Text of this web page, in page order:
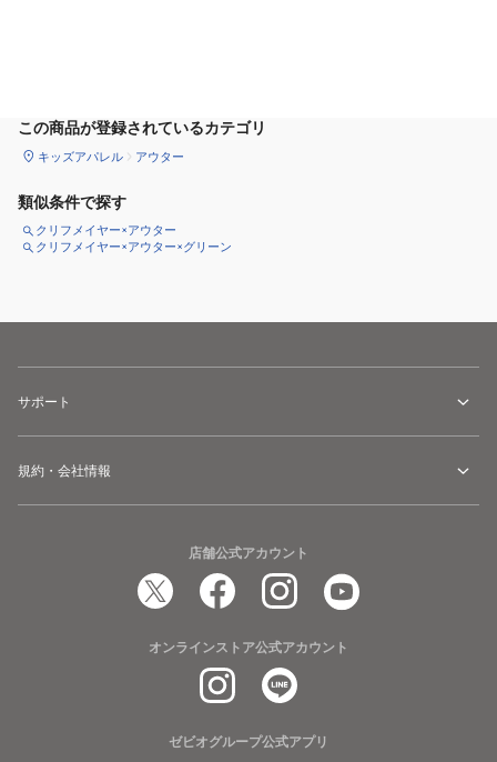
この商品が登録されているカテゴリ
キッズアパレル アウター
類似条件で探す
クリフメイヤー×アウター
クリフメイヤー×アウター×グリーン
サポート
規約・会社情報
店舗公式アカウント
オンラインストア公式アカウント
ゼビオグループ公式アプリ